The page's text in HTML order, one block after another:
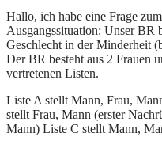
Hallo, ich habe eine Frage
Ausgangssituation: Unser BR
Geschlecht in der Minderheit
Der BR besteht aus 2 Frauen
vertretenen Listen.
Liste A stellt Mann, Frau,
stellt Frau, Mann (erster
Mann) Liste C stellt Mann,